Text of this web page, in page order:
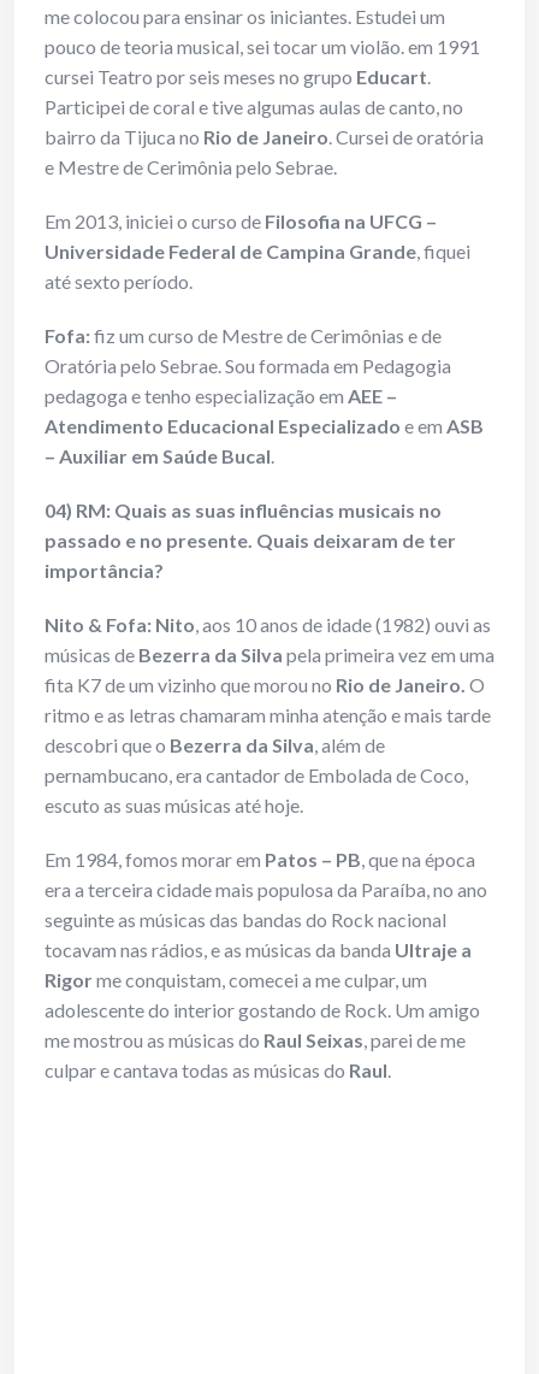
me colocou para ensinar os iniciantes. Estudei um
pouco de teoria musical, sei tocar um violão. em 1991
cursei Teatro por seis meses no grupo Educart.
Participei de coral e tive algumas aulas de canto, no
bairro da Tijuca no Rio de Janeiro. Cursei de oratória
e Mestre de Cerimônia pelo Sebrae.
Em 2013, iniciei o curso de Filosofia na UFCG –
Universidade Federal de Campina Grande, fiquei
até sexto período.
Fofa:fiz um curso de Mestre de Cerimônias e de
Oratória pelo Sebrae. Sou formada em Pedagogia
pedagoga e tenho especialização em AEE –
Atendimento Educacional Especializado e em ASB
– Auxiliar em Saúde Bucal.
04) RM: Quais as suas influências musicais no
passado e no presente. Quais deixaram de ter
importância?
Nito & Fofa: Nito, aos 10 anos de idade (1982) ouvi as
músicas de Bezerra da Silva pela primeira vez em uma
fita K7 de um vizinho que morou no Rio de Janeiro. O
ritmo e as letras chamaram minha atenção e mais tarde
descobri que o Bezerra da Silva, além de
pernambucano, era cantador de Embolada de Coco,
escuto as suas músicas até hoje.
Em 1984, fomos morar em Patos – PB, que na época
era a terceira cidade mais populosa da Paraíba, no ano
seguinte as músicas das bandas do Rock nacional
tocavam nas rádios, e as músicas da banda Ultraje a
Rigorme conquistam, comecei a me culpar, um
adolescente do interior gostando de Rock. Um amigo
me mostrou as músicas do Raul Seixas, parei de me
culpar e cantava todas as músicas do Raul.